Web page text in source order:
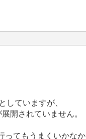
していますが、
開されていません。
てもうまくいかな